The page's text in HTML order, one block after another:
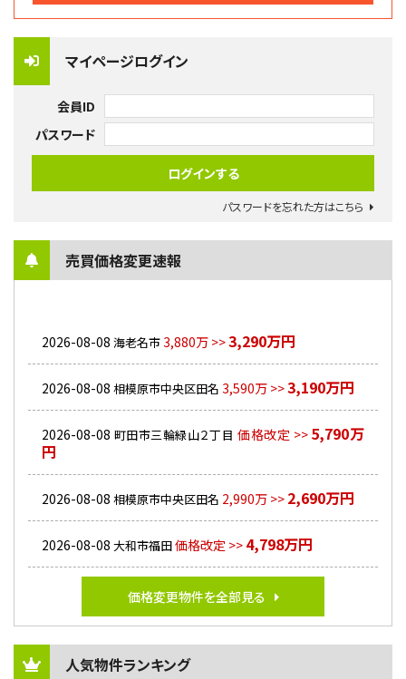
マイページログイン
会員ID
パスワード
パスワードを忘れた方はこちら
売買価格変更速報
2026-08-08 海老名市3,880万 >>3,290万円
2026-08-08 相模原市中央区田名 3,590万 >>3,190万円
2026-08-08 町田市三輪緑山２丁目 価格改定 >> 5,790万
円
2026-08-08 相模原市中央区田名 2,990万 >> 2,690万円
2026-08-08 大和市福田価格改定 >> 4,798万円
価格変更物件を全部見る
人気物件ランキング